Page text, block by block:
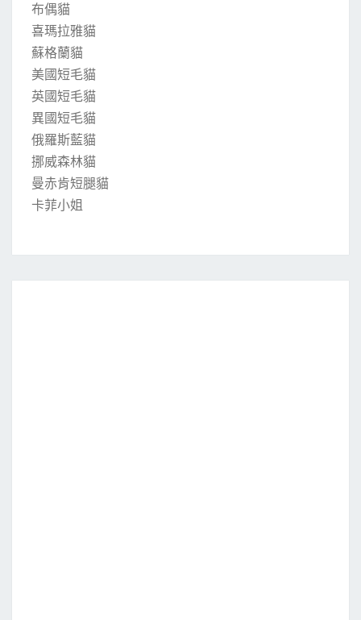
布偶貓
喜瑪拉雅貓
蘇格蘭貓
美國短毛貓
英國短毛貓
異國短毛貓
俄羅斯藍貓
挪威森林貓
曼赤肯短腿貓
卡菲小姐